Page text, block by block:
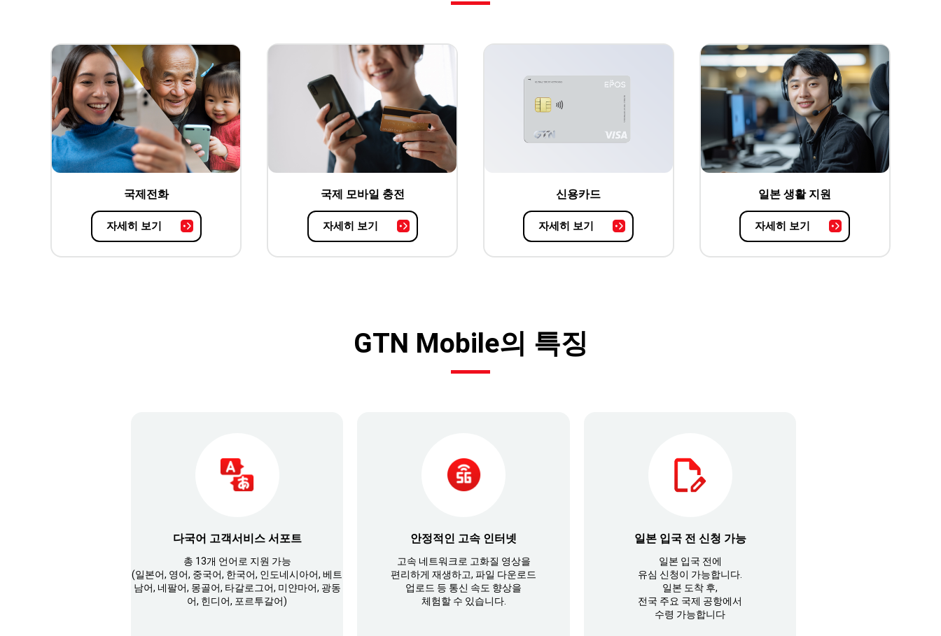
국제전화
자세히 보기
국제 모바일 충전
자세히 보기
신용카드
자세히 보기
일본 생활 지원
자세히 보기
GTN Mobile의 특징
다국어 고객서비스 서포트
총 13개 언어로 지원 가능
(일본어, 영어, 중국어, 한국어, 인도네시아어, 베트
남어, 네팔어, 몽골어, 타갈로그어, 미얀마어, 광동
어, 힌디어, 포르투갈어)
안정적인 고속 인터넷
고속 네트워크로 고화질 영상을
편리하게 재생하고, 파일 다운로드
업로드 등 통신 속도 향상을
체험할 수 있습니다.
일본 입국 전 신청 가능
일본 입국 전에
유심 신청이 가능합니다.
일본 도착 후,
전국 주요 국제 공항에서
수령 가능합니다